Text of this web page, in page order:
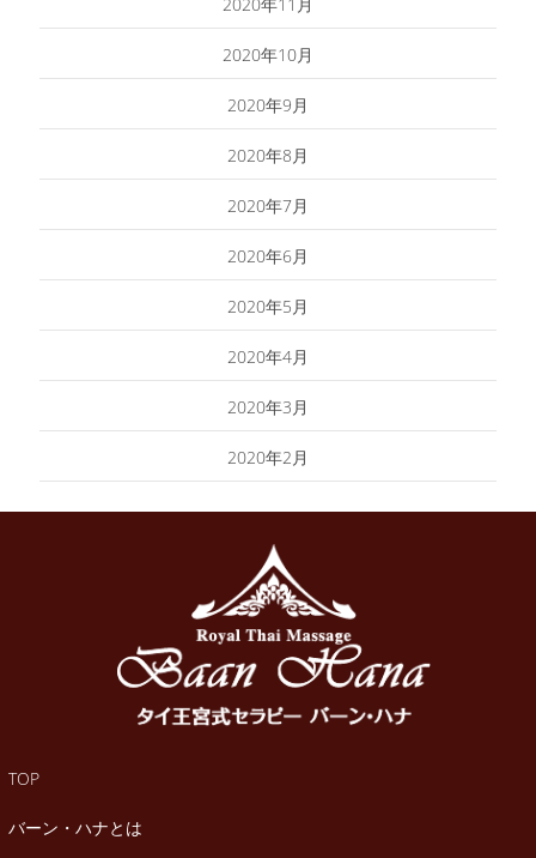
2020年10月
2020年9月
2020年8月
2020年7月
2020年6月
2020年5月
2020年4月
2020年3月
2020年2月
TOP
バーン・ハナとは